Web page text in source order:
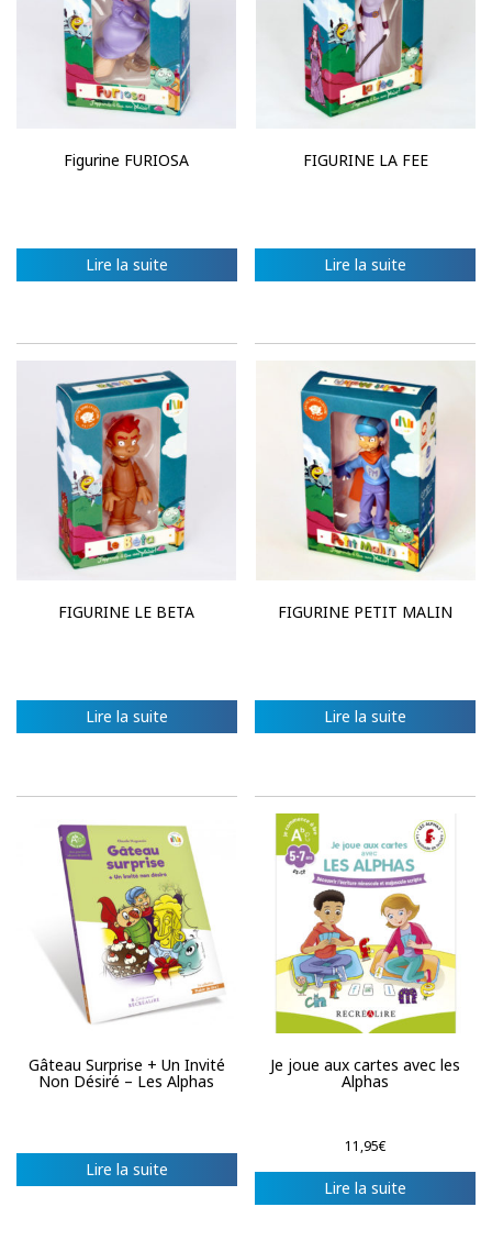
Figurine FURIOSA
Lire la suite
FIGURINE LA FEE
Lire la suite
FIGURINE LE BETA
Lire la suite
FIGURINE PETIT MALIN
Lire la suite
Gâteau Surprise + Un Invité
Non Désiré – Les Alphas
Lire la suite
Je joue aux cartes avec les
Alphas
11,95€
Lire la suite